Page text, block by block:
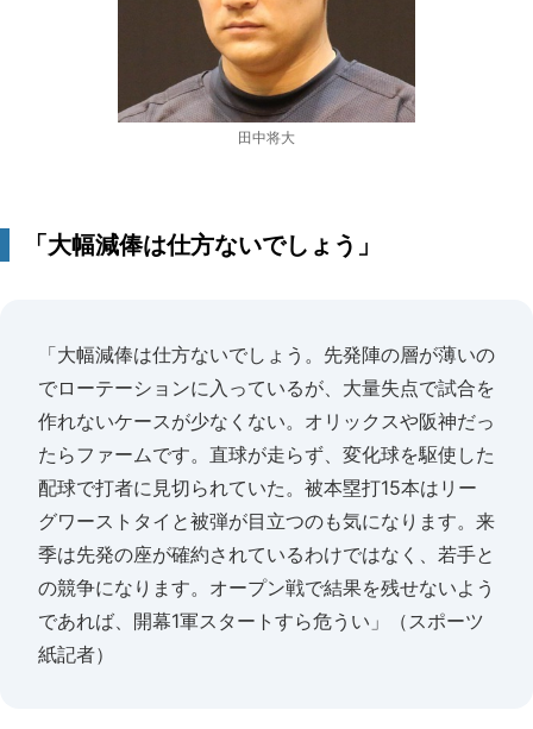
田中将大
「大幅減俸は仕方ないでしょう」
「大幅減俸は仕方ないでしょう。先発陣の層が薄いの
でローテーションに入っているが、大量失点で試合を
作れないケースが少なくない。オリックスや阪神だっ
たらファームです。直球が走らず、変化球を駆使した
配球で打者に見切られていた。被本塁打15本はリー
グワーストタイと被弾が目立つのも気になります。来
季は先発の座が確約されているわけではなく、若手と
の競争になります。オープン戦で結果を残せないよう
であれば、開幕1軍スタートすら危うい」（スポーツ
紙記者）